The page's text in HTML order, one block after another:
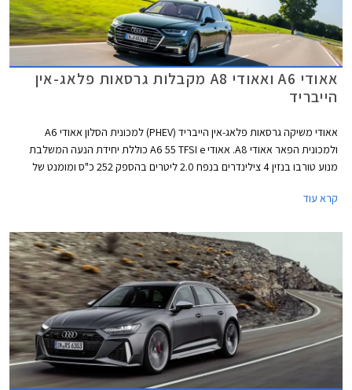
אאודי A6 ואאודי A8 מקבלות גרסאות פלאג-אין
הייבריד
אאודי משיקה גרסאות פלאג-אין הייבריד (PHEV) למכונית הסלון אאודי A6
ולמכונית הפאר אאודי A8. אאודי A6 55 TFSI e כוללת יחידת הנעה המשלבת
מנוע טורבו בנזין 4 צילינדרים בנפח 2.0 ליטרים בהספק 252 כ"ס ומומנט של
מוגבלת ל- 250 קמ"ש. טווח הנסיעה החשמלי בגרסה זו עומד על 53 ק"מ
במהירות של עד 135 קמ"ש. העיצוב החיצוני מקבל את חבילת S ליין
הספורטיבית הכוללת פגושים בעיצוב אגרסיבי, גופי תאורה מסוג LED מטריקס,
חישוקי 19 אינץ', קליפרים אדומים, ומתלים מוקשחים.
קרא עוד